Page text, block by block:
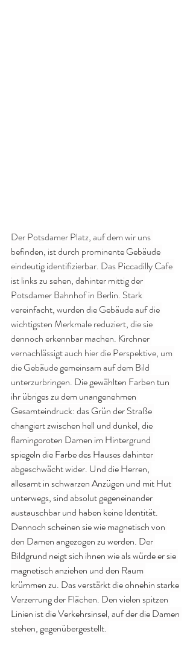
Der Potsdamer Platz, auf dem wir uns
befinden, ist durch prominente Gebäude
eindeutig identifizierbar. Das Piccadilly Cafe
ist links zu sehen, dahinter mittig der
Potsdamer Bahnhof in Berlin. Stark
vereinfacht, wurden die Gebäude auf die
wichtigsten Merkmale reduziert, die sie
dennoch erkennbar machen. Kirchner
vernachlässigt auch hier die Perspektive, um
die Gebäude gemeinsam auf dem Bild
unterzurbringen. Die gewählten Farben tun
ihr übriges zu dem unangenehmen
Gesamteindruck: das Grün der Straße
changiert zwischen hell und dunkel, die
flamingoroten Damen im Hintergrund
spiegeln die Farbe des Hauses dahinter
abgeschwächt wider. Und die Herren,
allesamt in schwarzen Anzügen und mit Hut
unterwegs, sind absolut gegeneinander
austauschbar und haben keine Identität.
Dennoch scheinen sie wie magnetisch von
den Damen angezogen zu werden. Der
Bildgrund neigt sich ihnen wie als würde er sie
magnetisch anziehen und den Raum
krümmen zu. Das verstärkt die ohnehin starke
Verzerrung der Flächen. Den vielen spitzen
Linien ist die Verkehrsinsel, auf der die Damen
stehen, gegenübergestellt.